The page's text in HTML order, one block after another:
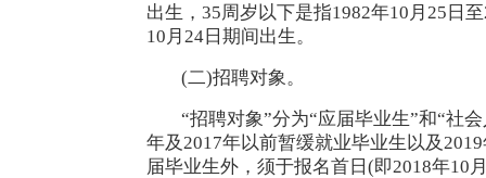
出生，35周岁以下是指1982年10月25日
10月24日期间出生。
(二)招聘对象。
“招聘对象”分为“应届毕业生”和“社
年及2017年以前暂缓就业毕业生以及
届毕业生外，须于报名首日(即2018年10